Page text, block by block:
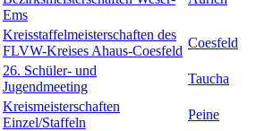
Ems
Kreisstaffelmeisterschaften des
FLVW-Kreises Ahaus-Coesfeld
Coesfeld
26. Schüler- und
Jugendmeeting
Taucha
Kreismeisterschaften
Einzel/Staffeln
Peine